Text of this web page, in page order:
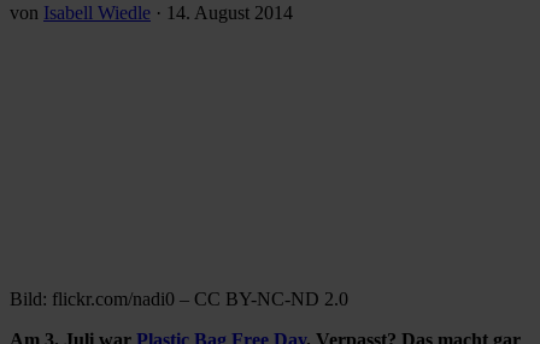
von Isabell Wiedle · 14. August 2014
Bild: flickr.com/nadi0 – CC BY-NC-ND 2.0
Am 3. Juli war Plastic Bag Free Day. Verpasst? Das macht gar